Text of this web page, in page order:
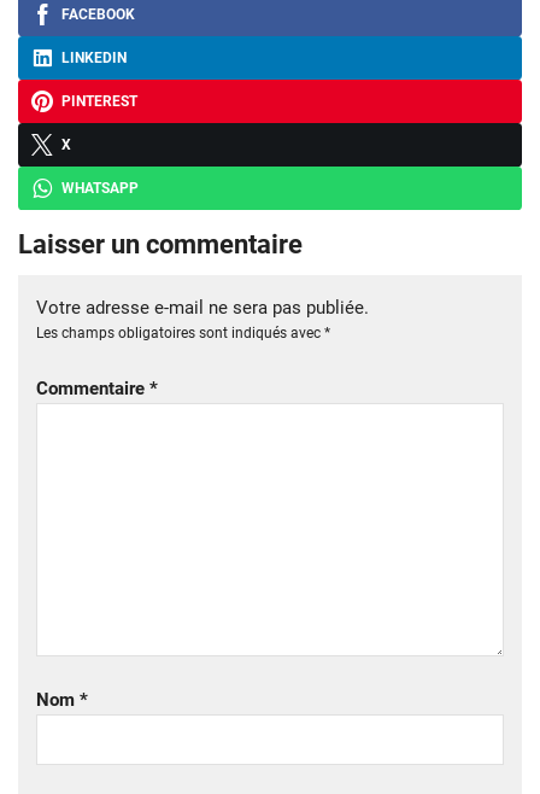
FACEBOOK
LINKEDIN
PINTEREST
X
WHATSAPP
Laisser un commentaire
Votre adresse e-mail ne sera pas publiée.
Les champs obligatoires sont indiqués avec *
Commentaire *
Nom *